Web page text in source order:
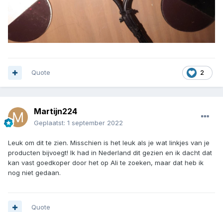
2
Quote
Martijn224
Geplaatst: 1 september 2022
Leuk om dit te zien. Misschien is het leuk als je wat linkjes van je
producten bijvoegt! Ik had in Nederland dit gezien en ik dacht dat
kan vast goedkoper door het op Ali te zoeken, maar dat heb ik
nog niet gedaan.
Quote